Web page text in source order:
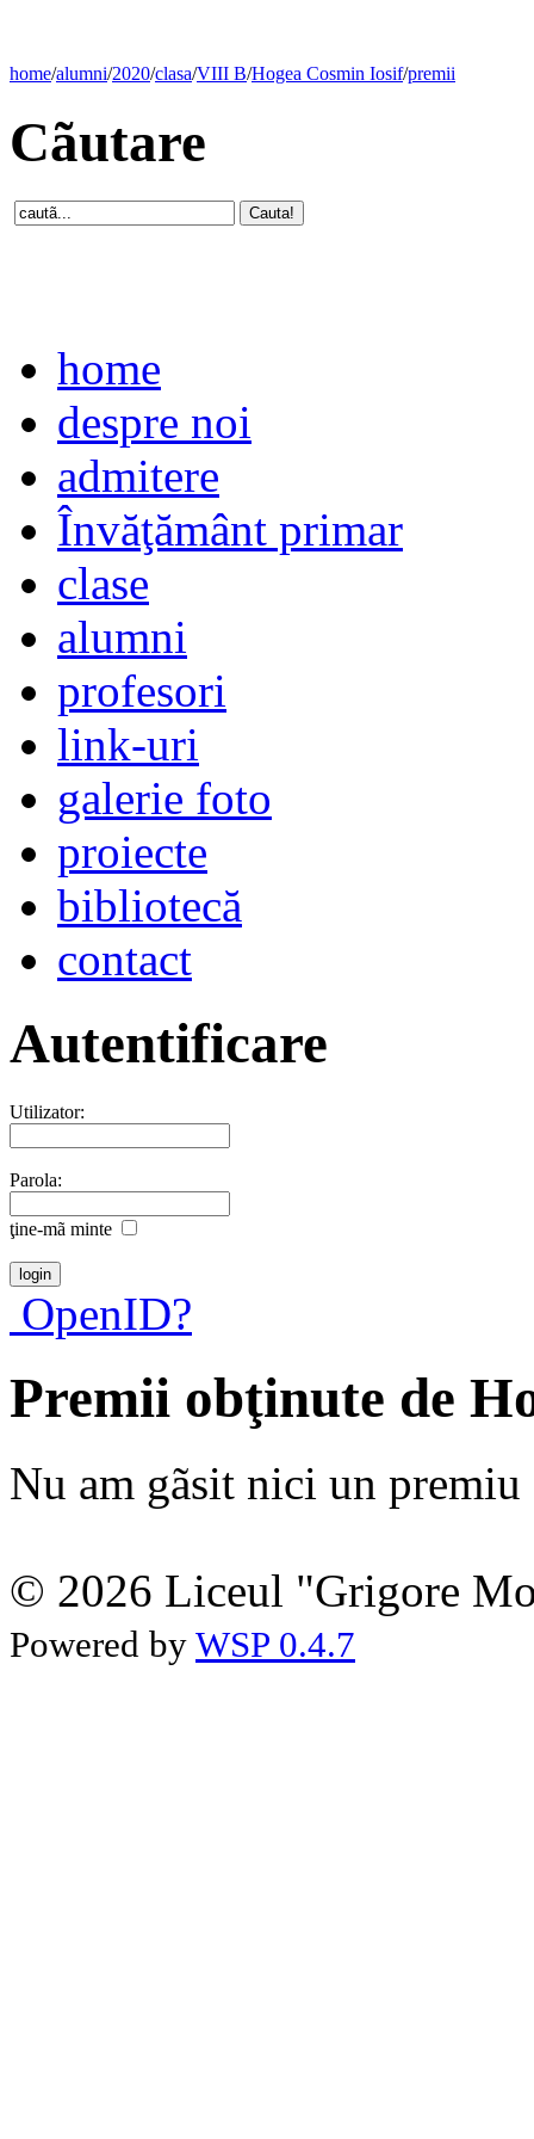
home/alumni/2020/clasa/VIII B/Hogea Cosmin Iosif/premii
Cãutare
home
despre noi
admitere
Învăţământ primar
clase
alumni
profesori
link-uri
galerie foto
proiecte
bibliotecă
contact
Autentificare
Utilizator:
Parola:
ţine-mã minte
OpenID?
Premii obţinute de
Nu am gãsit nici un premiu
© 2026 Liceul "Grigore
Powered by WSP 0.4.7